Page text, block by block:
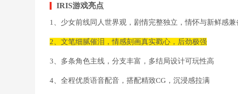
IRIS游戏亮点
1、少女前线同人世界观，剧情完整独立，情怀与新鲜感兼
2、文笔细腻催泪，情感刻画真实戳心，后劲极强
3、多条角色主线，分支丰富，多结局设计可玩性高
4、全程优质语音配音，搭配精致CG，沉浸感拉满